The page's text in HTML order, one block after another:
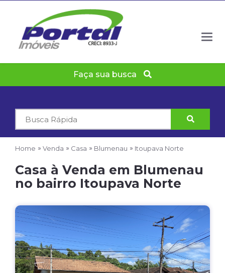
Faça sua busca
Home Venda Casa Blumenau Itoupava Norte
Casa à Venda em Blumenau
no bairro Itoupava Norte